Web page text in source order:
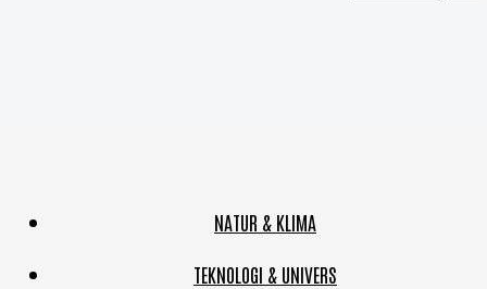
NATUR & KLIMA
TEKNOLOGI & UNIVERS